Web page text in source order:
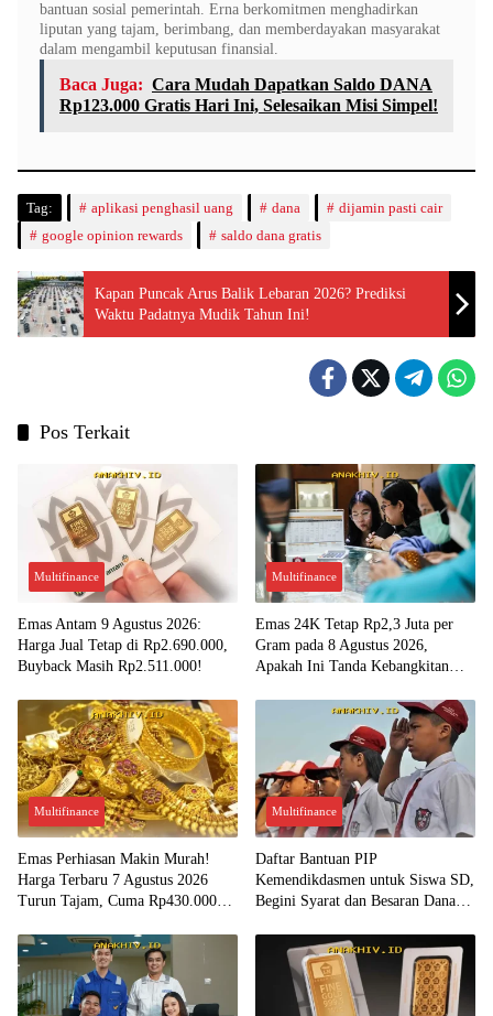
bantuan sosial pemerintah. Erna berkomitmen menghadirkan
liputan yang tajam, berimbang, dan memberdayakan masyarakat
dalam mengambil keputusan finansial.
Baca Juga: Cara Mudah Dapatkan Saldo DANA
Rp123.000 Gratis Hari Ini, Selesaikan Misi Simpel!
Tag: aplikasi penghasil uang dana
dijamin pasti cair
google opinion rewards
saldo dana gratis
Kapan Puncak Arus Balik Lebaran 2026? Prediksi
Waktu Padatnya Mudik Tahun Ini!
Pos Terkait
Multifinance
Emas Antam 9 Agustus 2026:
Harga Jual Tetap di Rp2.690.000,
Buyback Masih Rp2.511.000!
Multifinance
Emas 24K Tetap Rp2,3 Juta per
Gram pada 8 Agustus 2026,
Apakah Ini Tanda Kebangkitan
Multifinance
Emas Perhiasan Makin Murah!
Harga Terbaru 7 Agustus 2026
Turun Tajam, Cuma Rp430.000
Multifinance
Daftar Bantuan PIP
Kemendikdasmen untuk Siswa SD,
Begini Syarat dan Besaran Dana